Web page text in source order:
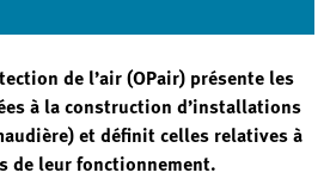
de l’air (OPair) présente les
à la construction d’installations
et définit celles relatives à
de leur fonctionnement.